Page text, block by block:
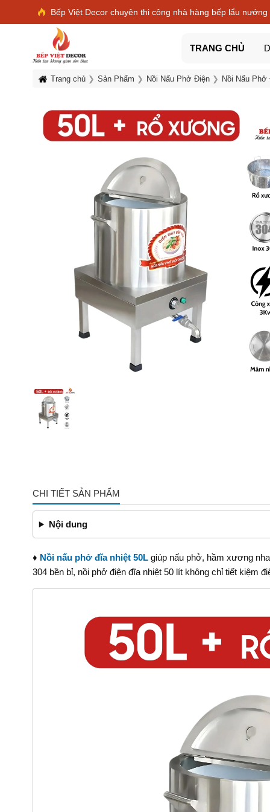
Bếp Việt Decor chuyên thi công nhà hàng bếp lẩu nướng
TRANG CHỦ
Trang chủ Sản Phẩm Nồi Nấu Phở Điện Nồi Nấu
CHI TIẾT SẢN PHẨM
Nội dung
♦ Nồi nấu phở đĩa nhiệt 50Lgiúp nấu phở, hầm xương
304 bền bỉ, nồi phở điện đĩa nhiệt 50 lít không chỉ tiết kiệm